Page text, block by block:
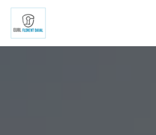
Panneau de gestion des cookies